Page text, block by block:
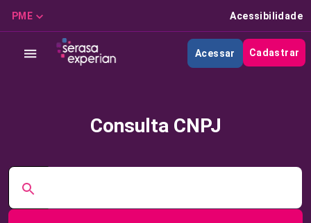
PME Acessibilidade
Acessar Cadastrar
Consulta CNPJ